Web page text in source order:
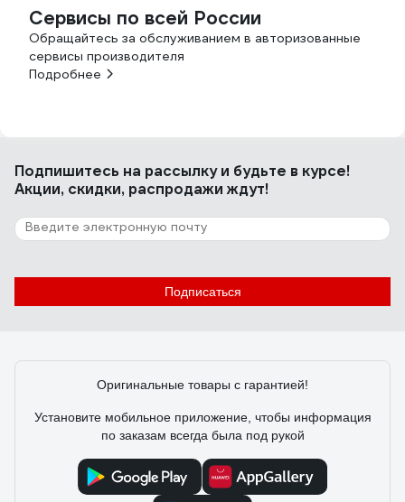
Сервисы по всей России
Обращайтесь за обслуживанием в авторизованные
сервисы производителя
Подробнее
Подпишитесь на рассылкуи будьте в курсе!
Акции, скидки, распродажи ждут!
Подписаться
Оригинальные товары с гарантией!
Установите мобильное приложение, чтобы информация
по заказам всегда была под рукой